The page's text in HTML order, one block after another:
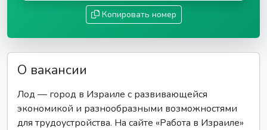
Копировать номер
О вакансии
Лод — город в Израиле с развивающейся
экономикой и разнообразными возможностями
для трудоустройства. На сайте «Работа в Израиле»